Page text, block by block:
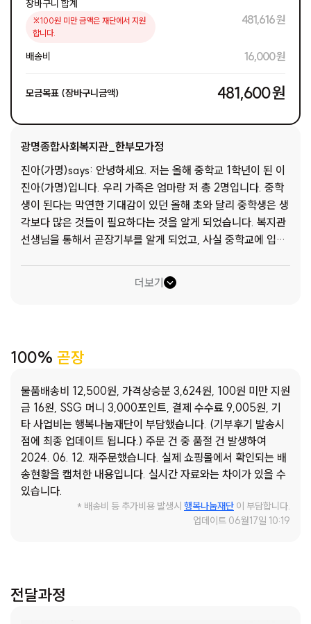
장바구니 합계
※100원 미만 금액은 재단에서 지원
합니다.
481,616 원
배송비 16,000 원
모금목표 (장바구니금액) 481,600 원
광명종합사회복지관_한부모가정
진아(가명)says: 안녕하세요. 저는 올해 중학교 1학년이 된 이
진아(가명)입니다. 우리 가족은 엄마랑 저 총 2명입니다. 중학
생이 된다는 막연한 기대감이 있던 올해 초와 달리 중학생은 생
각보다 많은 것들이 필요하다는 것을 알게 되었습니다. 복지관
선생님을 통해서 곧장기부를 알게 되었고, 사실 중학교에 입학
명)는 미혼모 가정으로 어머니와 함께 생활 중입니다. 어머니
진아(가명)는 대부분 시간을 학교와 센터에서 보내고 있습니
고 있는 진아(가명)는 어머니께 작은 물품 하나 사는 것도 미안
해하는 마음이 가득한 아이입니다. 이번 곧장 기부 소식을 듣고
그동안 진아(가명)와 함께 했던 이야기들이 떠올랐으며, 진아
(가명)가 그동안 구입하지 못했던 학용품들과 생활용품들을 지
원받으면 좋겠다라는 생각이 떠올랐습니다. 아직 나이는 어리
지만, 철이 빨리 든 진아(가명)가 이번 곧장 기부를 통해 필요한
물품을 구입할 때는 집 경제 상황을 생각하지 않고, 본인에게
필요한 물품을 고를 수 있도록 해주고자 곧장 기부를 추천하게
니다.
더보기
100% 곧장
물품배송비 12,500원, 가격상승분 3,624원, 100원 미만 지원
금 16원, SSG 머니 3,000포인트, 결제 수수료 9,005원, 기
타 사업비는 행복나눔재단이 부담했습니다. (기부후기 발송시
점에 최종 업데이트 됩니다.) 주문 건 중 품절 건 발생하여
2024. 06. 12. 재주문했습니다. 실제 쇼핑몰에서 확인되는 배
송현황을 캡처한 내용입니다. 실시간 자료와는 차이가 있을 수
있습니다.
* 배송비 등 추가비용 발생시 행복나눔재단 이 부담합니다.
업데이트 06월17일 10:19
전달과정